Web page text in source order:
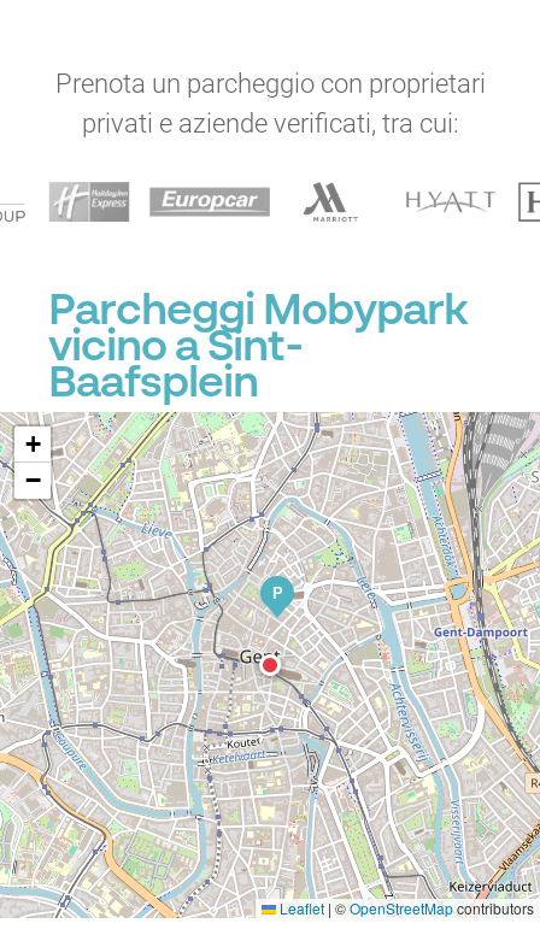
Prenota un parcheggio con proprietari
privati e aziende verificati, tra cui:
Parcheggi Mobypark
vicino a Sint-
Baafsplein
P
P
+
−
Leaflet | ©OpenStreetMapcontributors